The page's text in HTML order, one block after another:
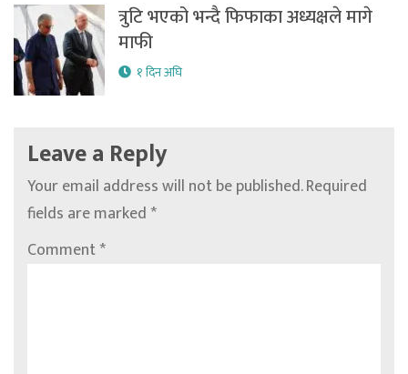
त्रुटि भएको भन्दै फिफाका अध्यक्षले मागे
माफी
१ दिन अघि
Leave a Reply
Your email address will not be published.Required
fields are marked*
Comment*